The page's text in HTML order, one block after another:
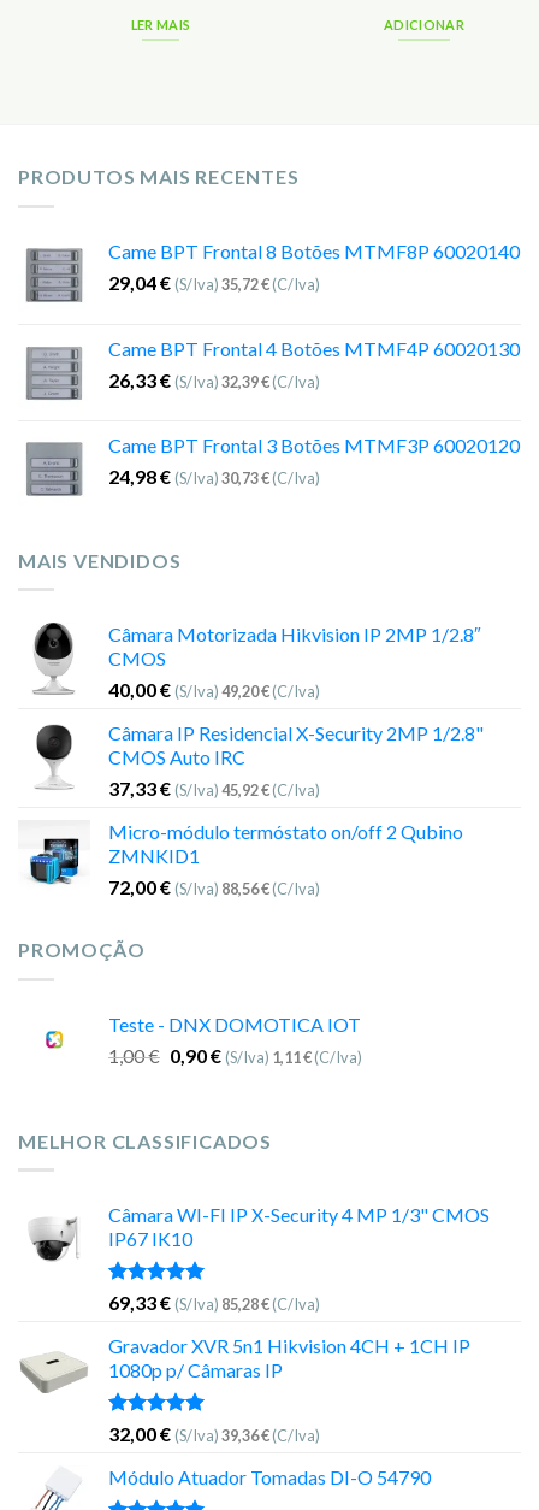
LER MAIS ADICIONAR
PRODUTOS MAIS RECENTES
Came BPT Frontal 8 Botões MTMF8P 60020140
29,04€ (S/Iva)35,72€(C/Iva)
Came BPT Frontal 4 Botões MTMF4P 60020130
26,33€ (S/Iva)32,39€(C/Iva)
Came BPT Frontal 3 Botões MTMF3P 60020120
24,98€ (S/Iva)30,73€(C/Iva)
MAIS VENDIDOS
Câmara Motorizada Hikvision IP 2MP 1/2.8″
CMOS
40,00€ (S/Iva)49,20€(C/Iva)
Câmara IP Residencial X-Security 2MP 1/2.8"
CMOS Auto IRC
37,33€ (S/Iva)45,92€(C/Iva)
Micro-módulo termóstato on/off 2 Qubino
ZMNKID1
72,00€ (S/Iva) 88,56€(C/Iva)
PROMOÇÃO
Teste - DNX DOMOTICA IOT
1,00€ 0,90€ (S/Iva) 1,11€(C/Iva)
MELHOR CLASSIFICADOS
Câmara WI-FI IP X-Security 4 MP 1/3" CMOS
IP67 IK10
Avaliação
5.00
de 5
69,33€ (S/Iva) 85,28€(C/Iva)
Gravador XVR 5n1 Hikvision 4CH + 1CH IP
1080p p/ Câmaras IP
Avaliação
5.00
de 5
32,00€ (S/Iva)39,36€(C/Iva)
Módulo Atuador Tomadas DI-O 54790